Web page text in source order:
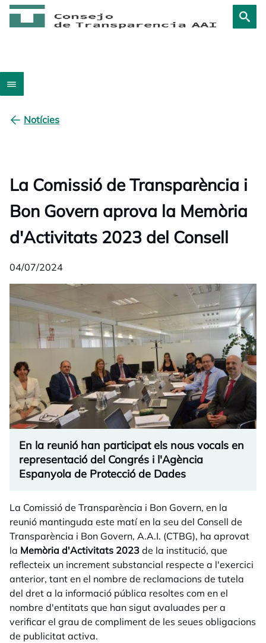
Notícies
La Comissió de Transparència i
Bon Govern aprova la Memòria
d'Activitats 2023 del Consell
04/07/2024
En la reunió han participat els nous vocals en
representació del Congrés i l'Agència
Espanyola de Protecció de Dades
La Comissió de Transparència i Bon Govern, en la
reunió mantinguda este matí en la seu del Consell de
Transparència i Bon Govern, A.A.I. (CTBG), ha aprovat
la Memòria d'Activitats 2023 de la institució, que
reflecteix un increment substancial respecte a l'exercici
anterior, tant en el nombre de reclamacions de tutela
del dret a la informació pública resoltes com en el
nombre d'entitats que han sigut avaluades per a
verificar el grau de compliment de les seues obligacions
de publicitat activa.